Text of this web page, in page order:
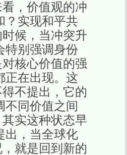
，价值观的冲
？实现和平共
候，当冲突升
特别强调身份
核心价值的强
正在出现。这
不提出，它的
不同价值之间
实这种状态早
出，当全球化
就是回到新的